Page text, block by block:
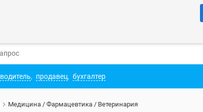
водитель, продавец, бухгалтер
Медицина / Фармацевтика / Ветеринария